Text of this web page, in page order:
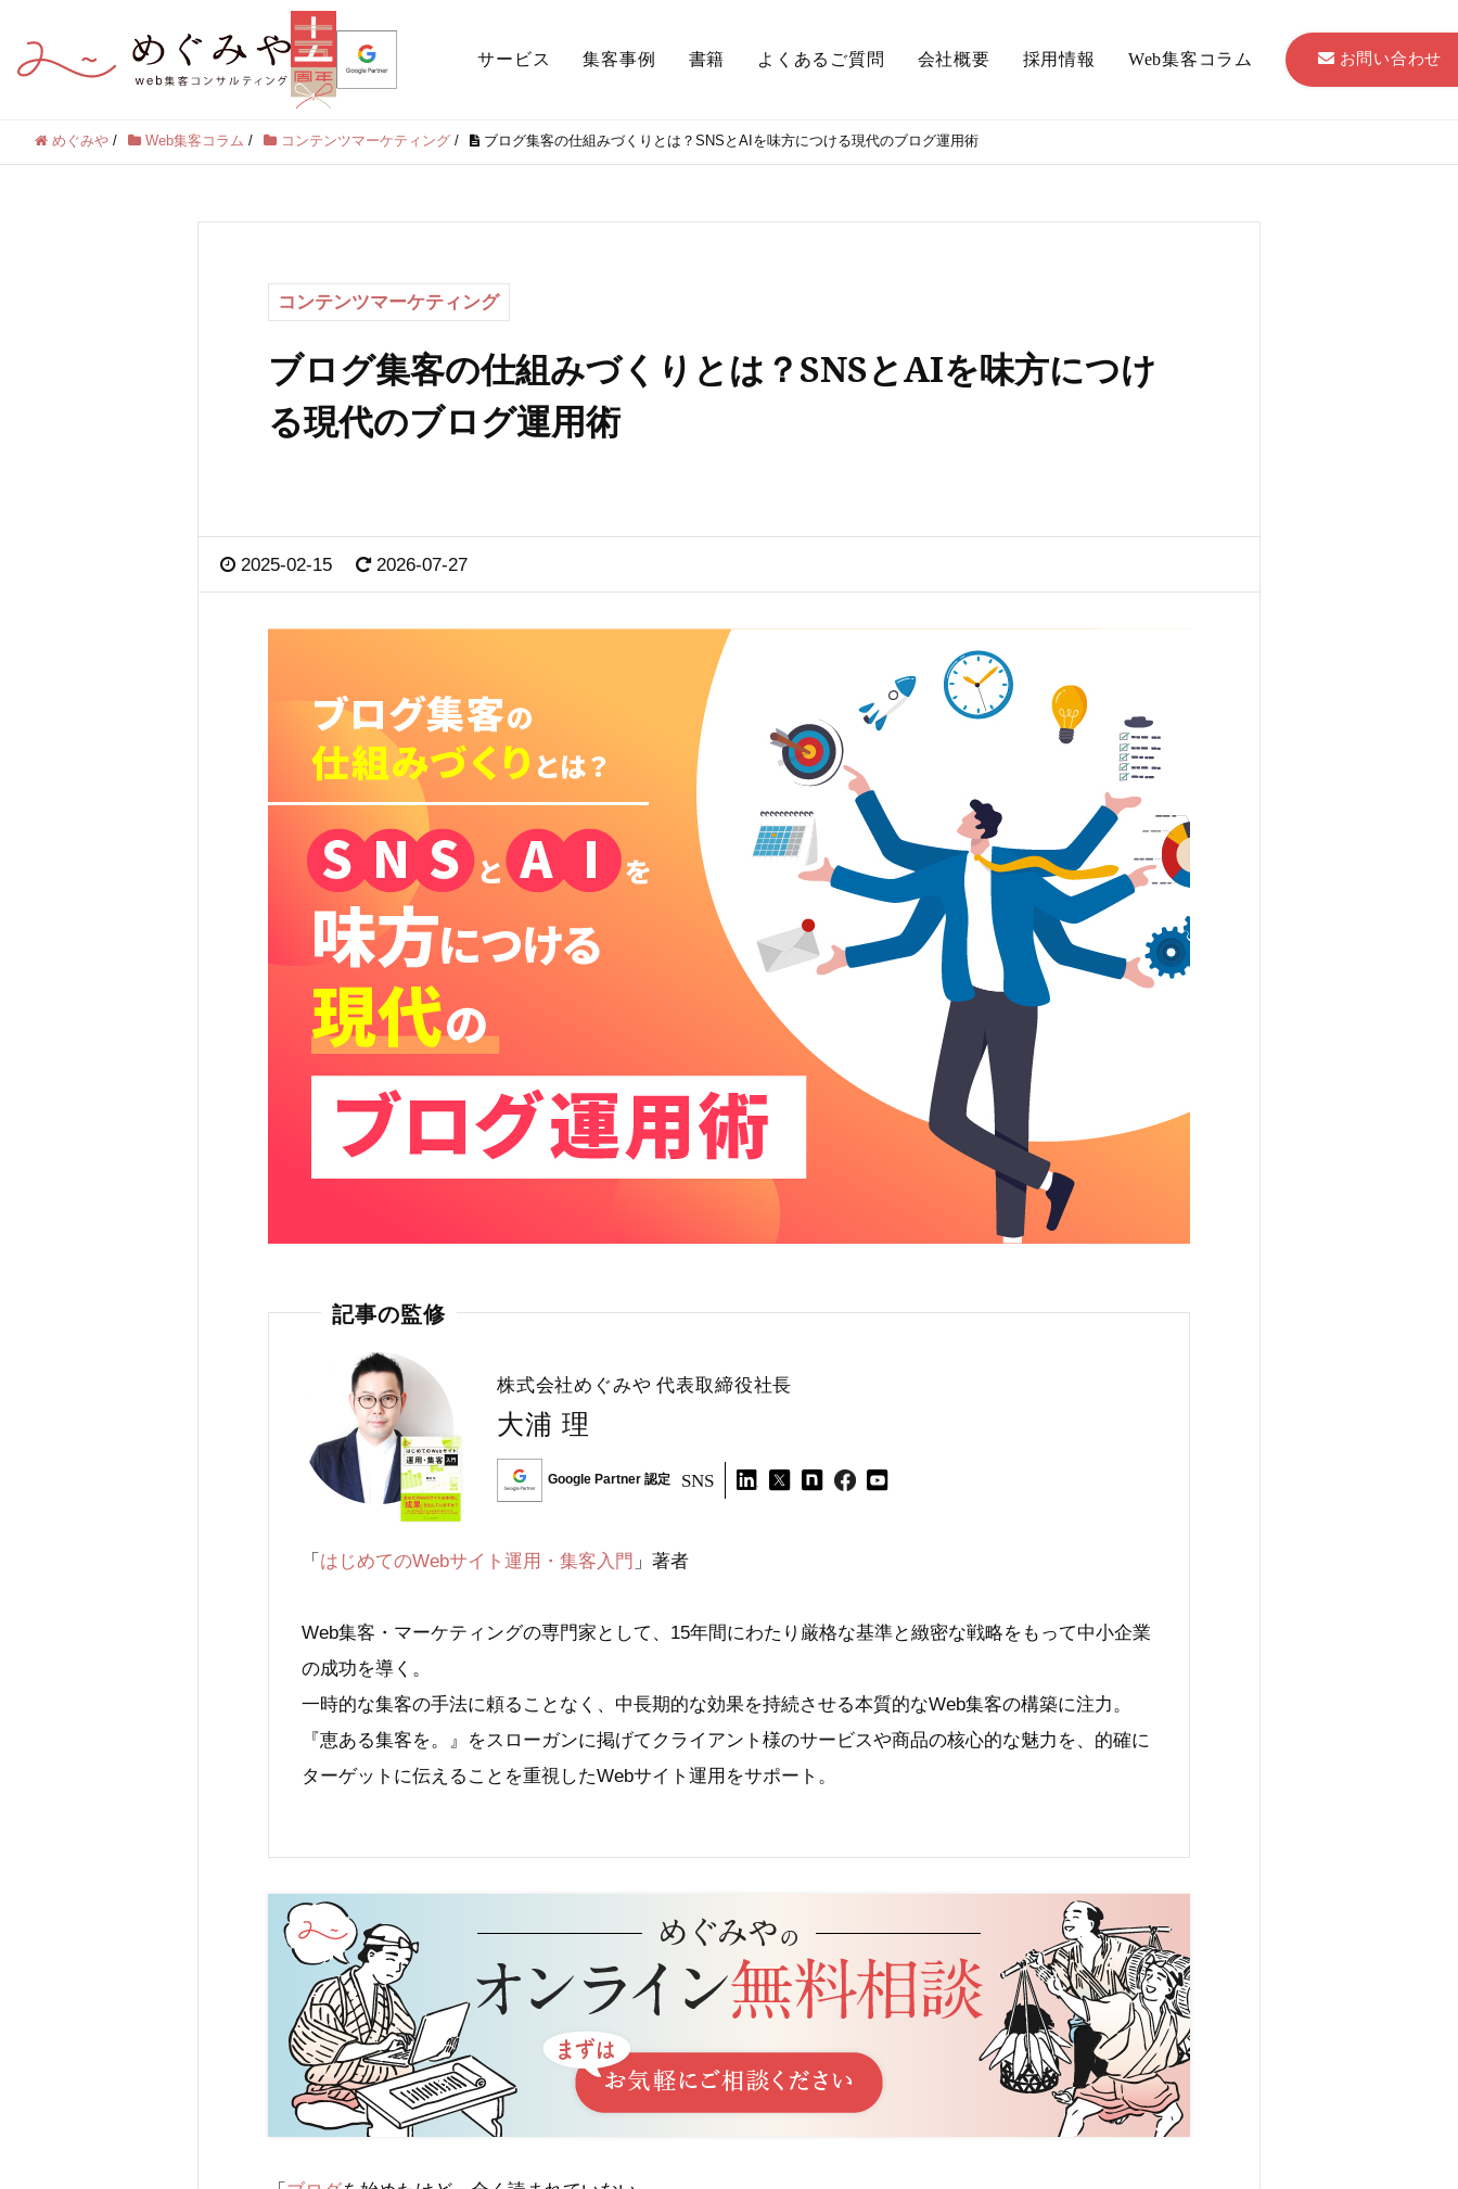
サービス 集客事例 書籍 よくあるご質問 会社概要 採用情報 Web集客コラム お問い合わせ
めぐみや / Web集客コラム / コンテンツマーケティング / ブログ集客の仕組みづくりとは？SNSとAIを味方につける現代のブログ運用術
コンテンツマーケティング
ブログ集客の仕組みづくりとは？SNSとAIを味方につけ
る現代のブログ運用術
2025-02-15 2026-07-27
記事の監修
株式会社めぐみや代表取締役社長
大浦 理
Google Partner 認定 SNS
「 はじめてのWebサイト運用・集客入門 」著者
Web集客・マーケティングの専門家として、15年間にわたり厳格な基準と緻密な戦略をもって中小企業
の成功を導く。
一時的な集客の手法に頼ることなく、中長期的な効果を持続させる本質的なWeb集客の構築に注力。
『恵ある集客を。』をスローガンに掲げてクライアント様のサービスや商品の核心的な魅力を、的確に
ターゲットに伝えることを重視したWebサイト運用をサポート。